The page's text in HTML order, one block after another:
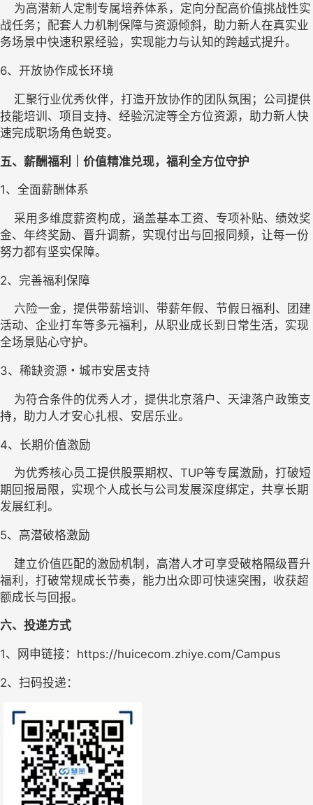
为高潜新人定制专属培养体系，定向分配高价值挑战性实
战任务；配套人力机制保障与资源倾斜，助力新人在真实业
务场景中快速积累经验，实现能力与认知的跨越式提升。
6、 开放协作成长环境
汇聚行业优秀伙伴，打造开放协作的团队氛围；公司提供
技能培训、项目支持、经验沉淀等全方位资源，助力新人快
速完成职场角色蜕变。
五、薪酬福利｜价值精准兑现，福利全方位守护
1、 全面薪酬体系
采用多维度薪资构成，涵盖基本工资、专项补贴、绩效奖
金、年终奖励、晋升调薪，实现付出与回报同频，让每一份
努力都有坚实保障。
2、 完善福利保障
六险一金 ，提供带薪培训、带薪年假、节假日福利、团建
活动、企业打车等多元福利，从职业成长到日常生活，实现
全场景贴心守护。
3、 稀缺资源・城市安居支持
为符合条件的优秀人才，提供北京落户、天津落户政策支
持，助力人才安心扎根、安居乐业。
4、 长期价值激励
为优秀核心员工提供股票期权、TUP等专属激励，打破短
期回报局限，实现个人成长与公司发展深度绑定，共享长期
发展红利。
5、 高潜破格激励
建立价值匹配的激励机制，高潜人才可享受破格隔级晋升
福利，打破常规成长节奏，能力出众即可快速突围，收获超
额成长与回报。
六、投递方式
1、网申链接： https://huicecom.zhiye.com/Campus
2、扫码投递：